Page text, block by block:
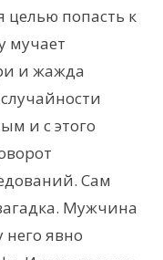
целью попасть к
мучает
и жажда
и с этого
Сам
Мужчина
явно